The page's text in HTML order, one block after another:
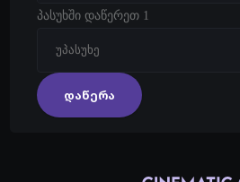
პასუხში დაწერეთ 1
დაწერა